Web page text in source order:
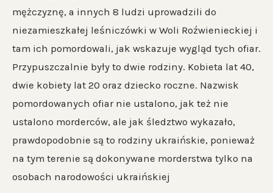
mężczyznę, a innych 8 ludzi uprowadzili do
niezamieszkałej leśniczówki w Woli Roźwienieckiej i
tam ich pomordowali, jak wskazuje wygląd tych ofiar.
Przypuszczalnie były to dwie rodziny. Kobieta lat 40,
dwie kobiety lat 20 oraz dziecko roczne. Nazwisk
pomordowanych ofiar nie ustalono, jak też nie
ustalono morderców, ale jak śledztwo wykazało,
prawdopodobnie są to rodziny ukraińskie, ponieważ
na tym terenie są dokonywane morderstwa tylko na
osobach narodowości ukraińskiej